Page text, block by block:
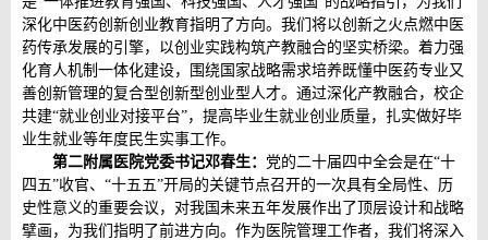
深化中医药创新创业教育指明了方向。我们将以创新之火点燃中医
药传承发展的引擎，以创业实践构筑产教融合的坚实桥梁。着力强
化育人机制一体化建设，围绕国家战略需求培养既懂中医药专业又
善创新管理的复合型创新型创业型人才。通过深化产教融合，校企
共建“就业创业对接平台”，提高毕业生就业创业质量，扎实做好毕
业生就业等年度民生实事工作。
第二附属医院党委书记邓春生： 党的二十届四中全会是在“十
四五”收官、“十五五”开局的关键节点召开的一次具有全局性、历
史性意义的重要会议，对我国未来五年发展作出了顶层设计和战略
擘画，为我们指明了前进方向。作为医院管理工作者，我们将深入